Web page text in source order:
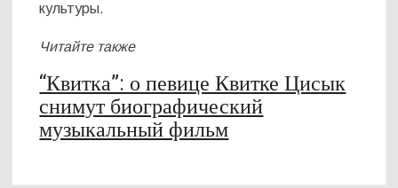
культуры.
Читайте также
“Квитка”: о певице Квитке Цисык
снимут биографический
музыкальный фильм